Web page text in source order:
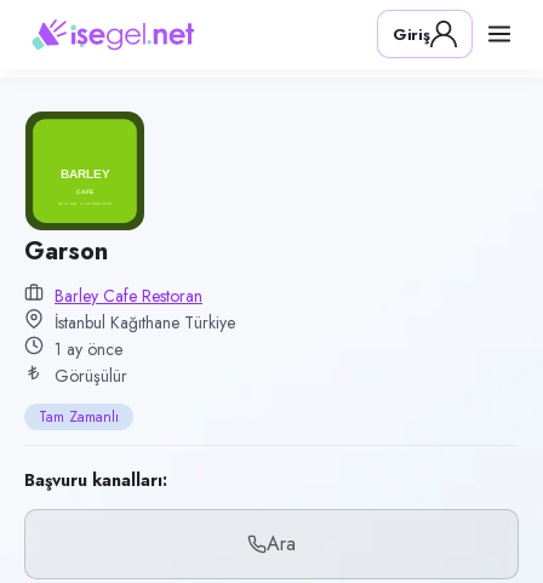
Pozisyon
Garson
Barley Cafe Restoran
Kategori
Yiyecek & İçecek (Restoran/Cafe)
Konum
Kağıthane, İstanbul
Çalışma şekli
Tam Zamanlı · Ofis
Yayın tarihi
7 Temmuz 2026
Son geçerlilik
5 Ekim 2026
Giriş
Garson
Barley Cafe Restoran
İstanbul Kağıthane Türkiye
1 ay önce
Görüşülür
Tam Zamanlı
Başvuru kanalları:
Ara